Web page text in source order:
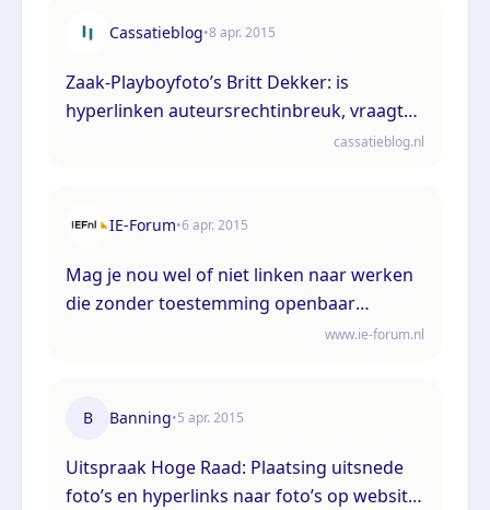
Cassatieblog•8 apr. 2015
Zaak-Playboyfoto’s Britt Dekker: is
hyperlinken auteursrechtinbreuk, vraagt
cassatieblog.nl
IE-Forum•6 apr. 2015
Mag je nou wel of niet linken naar werken
die zonder toestemming openbaar
www.ie-forum.nl
B Banning•5 apr. 2015
Uitspraak Hoge Raad: Plaatsing uitsnede
foto’s en hyperlinks naar foto’s op website